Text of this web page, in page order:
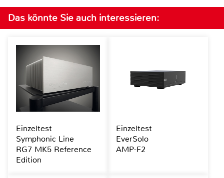
Das könnte Sie auch interessieren:
Einzeltest
Symphonic Line
RG7 MK5 Reference
Edition
Einzeltest
EverSolo
AMP-F2